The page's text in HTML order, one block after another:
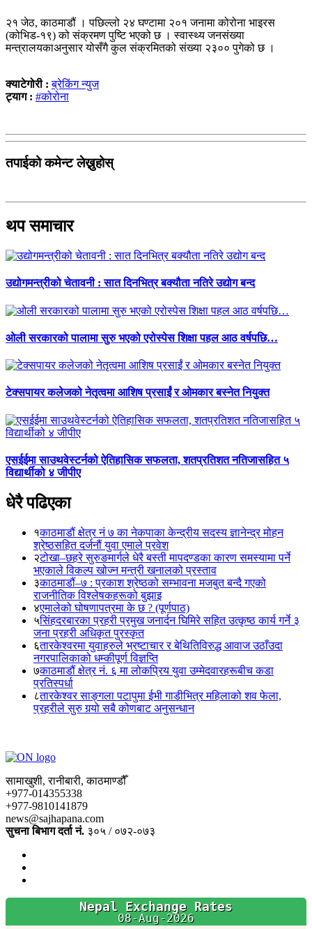
२१ जेठ, काठमाडौं । पछिल्लो २४ घण्टामा २०१ जनामा कोरोना भाइरस
(कोभिड-१९) को संक्रमण पुष्टि भएको छ । स्वास्थ्य जनसंख्या
मन्त्रालयकाअनुसार योसँगै कुल संक्रमितको संख्या २३०० पुगेको छ ।
क्याटेगोरी :ब्रेकिंग न्युज
ट्याग : #कोरोना
तपाईको कमेन्ट लेख्नुहोस्
थप समाचार
उद्योगमन्त्रीको चेतावनी : सात दिनभित्र बक्यौता नतिरे उद्योग बन्द
ओली सरकारको पालामा सुरु भएको एरोस्पेस शिक्षा पहल आठ वर्षपछि…
टेक्सपायर कलेजको नेतृत्वमा आशिष प्रसाईं र ओमकार बस्नेत नियुक्त
एसईईमा साउथवेस्टर्नको ऐतिहासिक सफलता, शतप्रतिशत नतिजासहित ५
विद्यार्थीको ४ जीपीए
धेरै पढिएका
१काठमाडौं क्षेत्र नं ७ का नेकपाका केन्द्रीय सदस्य ज्ञानेन्द्र मोहन
श्रेष्ठसहित दर्जनौं युवा एमाले प्रवेश
२टोखा–छहरे सुरुङमार्गले धेरै बस्ती मापदण्डका कारण समस्यामा पर्ने
भएकाले विकल्प खोज्न मन्त्री खनालको प्रस्ताव
३काठमाडौं–७ : प्रकाश श्रेष्ठको सम्भावना मजबुत बन्दै गएको
राजनीतिक विश्लेषकहरूको बुझाइ
४एमालेको घोषणापत्रमा के छ ? (पूर्णपाठ)
५सिंहदरबारका प्रहरी प्रमुख जनार्दन घिमिरे सहित उत्कृष्ठ कार्य गर्ने ३
जना प्रहरी अधिकृत पुरस्कृत
६तारकेश्वरमा युवाहरुले भ्रष्टाचार र बेथितिविरुद्ध आवाज उठाँउदा
नगरपालिकाको धम्कीपूर्ण विज्ञप्ति
७काठमाडौं क्षेत्र नं. ६ मा लोकप्रिय युवा उम्मेदवारहरूबीच कडा
प्रतिस्पर्धा
८तारकेश्वर साङ्गला पटापुमा ईभी गाडीभित्र महिलाको शव फेला,
प्रहरीले सुरु गर्‍यो सबै कोणबाट अनुसन्धान
सामाखुशी, रानीबारी, काठमाण्डौँ
+977-014355338
+977-9810141879
news@sajhapana.com
सुचना बिभाग दर्ता नं. ३०५ / ०७२-०७३